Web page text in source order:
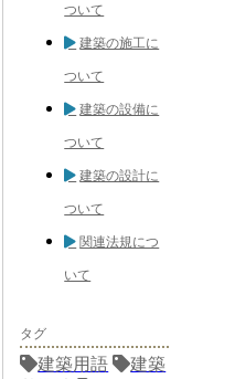
ついて
建築の施工に
ついて
建築の設備に
ついて
建築の設計に
ついて
関連法規につ
いて
タグ
建築用語
建築